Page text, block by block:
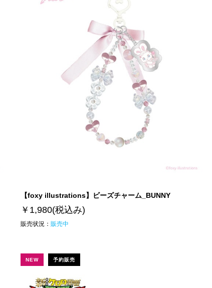
【foxy illustrations】ビーズチャーム_BUNNY
￥1,980(税込み)
販売状況： 販売中
NEW 予約販売